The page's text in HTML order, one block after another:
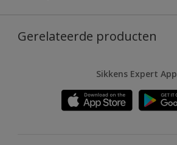
Gerelateerde producten
Sikkens Expert App